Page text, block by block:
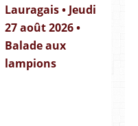
Lauragais • Jeudi
27 août 2026 •
Balade aux
lampions